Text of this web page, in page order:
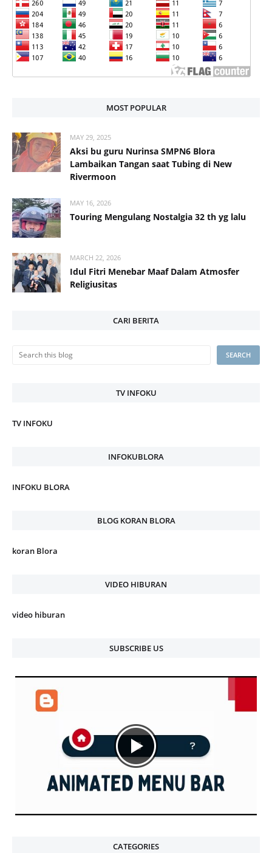
MOST POPULAR
MAY 29, 2025
Aksi bu guru Nurinsa SMPN6 Blora
Lambaikan Tangan saat Tubing di New
Rivermoon
MAY 16, 2026
Touring Mengulang Nostalgia 32 th yg lalu
MARCH 22, 2026
Idul Fitri Menebar Maaf Dalam Atmosfer
Religiusitas
CARI BERITA
TV INFOKU
TV INFOKU
INFOKUBLORA
INFOKU BLORA
BLOG KORAN BLORA
koran Blora
VIDEO HIBURAN
video hiburan
SUBSCRIBE US
CATEGORIES